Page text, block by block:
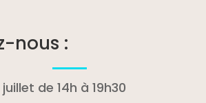
nous :
de 14h à 19h30